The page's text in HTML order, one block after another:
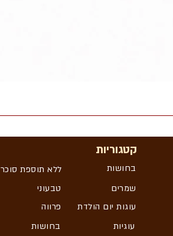
קטגוריות
ללא תוספת סוכר
טבעוני
פרווה
בחושות
בחושות
שמרים
עוגות יום הולדת
עוגיות